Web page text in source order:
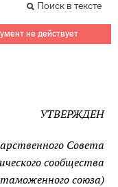
Поиск в тексте
не действует
УТВЕРЖДЕН
Совета
сообщества
союза)